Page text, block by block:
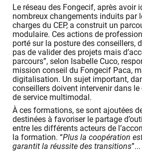
Le réseau des Fongecif, après avoir
nombreux changements induits par
charges du CEP, a construit un
modulaire. Ces actions de
porté sur la posture des conseillers,
pas de valider des projets mais
parcours”, selon Isabelle Cuco,
mission conseil du Fongecif Paca,
digitalisation. Un sujet important,
conseillers doivent intervenir dans le
de service multimodal.
À ces formations, se sont ajoutées
destinées à favoriser le partage
entre les différents acteurs de
la formation. “Plus la coopération
garantit la réussite des transitions”...